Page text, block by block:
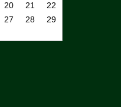
20 21
22
27 28
29